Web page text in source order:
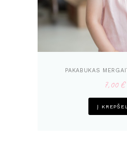
PAKABUKAS
7,00€
Į